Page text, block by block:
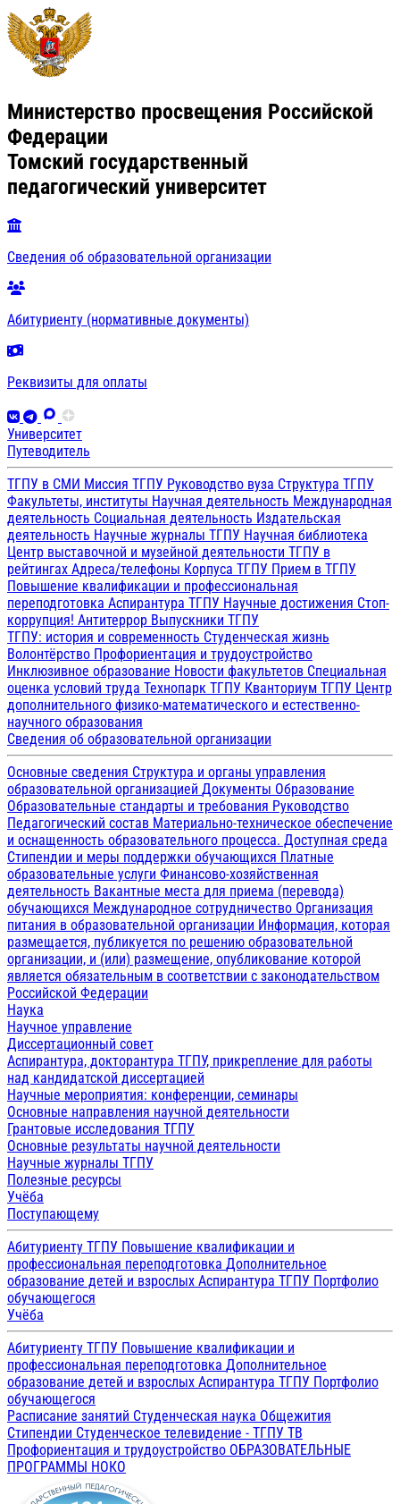
Министерство просвещения Российской
Федерации
Томский государственный
педагогический университет
Сведения об образовательной организации
Абитуриенту (нормативные документы)
Реквизиты для оплаты
Университет
Путеводитель
ТГПУ в СМИ Миссия ТГПУ Руководство вуза Структура ТГПУ
Факультеты, институты Научная деятельность Международная
деятельность Социальная деятельность Издательская
деятельность Научные журналы ТГПУ Научная библиотека
Центр выставочной и музейной деятельности ТГПУ в
рейтингах Адреса/телефоны Корпуса ТГПУ Прием в ТГПУ
Повышение квалификации и профессиональная
переподготовка Аспирантура ТГПУ Научные достижения Стоп-
коррупция! Антитеррор Выпускники ТГПУ
ТГПУ: история и современность Студенческая жизнь
Волонтёрство Профориентация и трудоустройство
Инклюзивное образование Новости факультетов Специальная
оценка условий труда Технопарк ТГПУ Кванториум ТГПУ Центр
дополнительного физико-математического и естественно-
научного образования
Сведения об образовательной организации
Основные сведения Структура и органы управления
образовательной организацией Документы Образование
Образовательные стандарты и требования Руководство
Педагогический состав Материально-техническое обеспечение
и оснащенность образовательного процесса. Доступная среда
Стипендии и меры поддержки обучающихся Платные
образовательные услуги Финансово-хозяйственная
деятельность Вакантные места для приема (перевода)
обучающихся Международное сотрудничество Организация
питания в образовательной организации Информация, которая
размещается, публикуется по решению образовательной
организации, и (или) размещение, опубликование которой
является обязательным в соответствии с законодательством
Российской Федерации
Наука
Научное управление
Диссертационный совет
Аспирантура, докторантура ТГПУ, прикрепление для работы
над кандидатской диссертацией
Научные мероприятия: конференции, семинары
Основные направления научной деятельности
Грантовые исследования ТГПУ
Основные результаты научной деятельности
Научные журналы ТГПУ
Полезные ресурсы
Учёба
Поступающему
Абитуриенту ТГПУ Повышение квалификации и
профессиональная переподготовка Дополнительное
образование детей и взрослых Аспирантура ТГПУ Портфолио
обучающегося
Учёба
Абитуриенту ТГПУ Повышение квалификации и
профессиональная переподготовка Дополнительное
образование детей и взрослых Аспирантура ТГПУ Портфолио
обучающегося
Расписание занятий Студенческая наука Общежития
Стипендии Студенческое телевидение - ТГПУ ТВ
Профориентация и трудоустройство ОБРАЗОВАТЕЛЬНЫЕ
ПРОГРАММЫ НОКО